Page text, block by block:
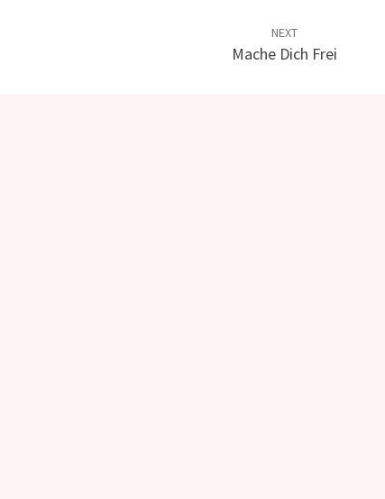
NEXT
Mache Dich Frei